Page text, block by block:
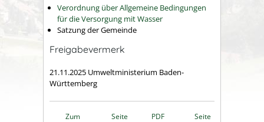
Verordnung über Allgemeine Bedingungen
für die Versorgung mit Wasser
Satzung der Gemeinde
Freigabevermerk
21.11.2025 Umweltministerium Baden-
Württemberg
Zum
Seite
PDF
Seite